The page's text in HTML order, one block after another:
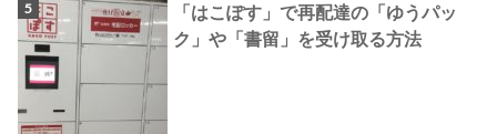
「はこぽす」で再配達の「ゆうパッ
ク」や「書留」を受け取る方法